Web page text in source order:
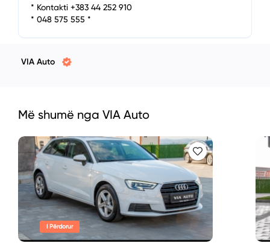
* Kontakti +383 44 252 910
* 048 575 555 *
VIA Auto
Më shumë nga VIA Auto
I Përdorur